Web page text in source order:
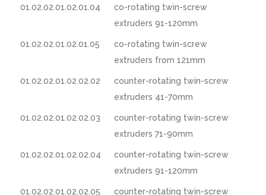
01.02.02.01.02.01.04
co-rotating twin-screw
extruders 91-120mm
01.02.02.01.02.01.05
co-rotating twin-screw
extruders from 121mm
01.02.02.01.02.02.02
counter-rotating twin-screw
extruders 41-70mm
01.02.02.01.02.02.03
counter-rotating twin-screw
extruders 71-90mm
01.02.02.01.02.02.04
counter-rotating twin-screw
extruders 91-120mm
01.02.02.01.02.02.05
counter-rotating twin-screw